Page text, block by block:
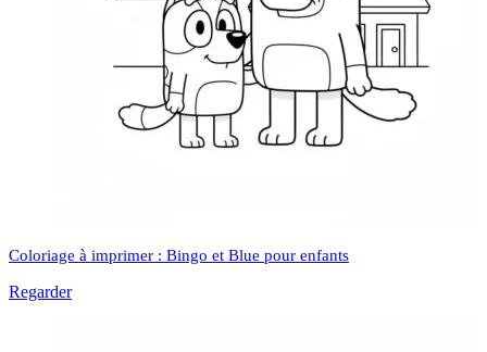
Coloriage à imprimer : Bingo et Blue pour enfants
Regarder